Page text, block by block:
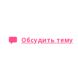
Обсудить тему